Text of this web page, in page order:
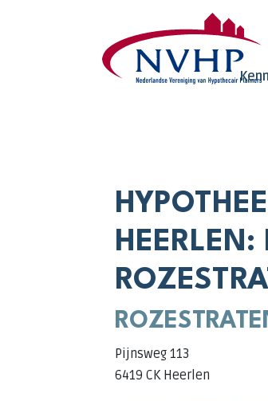
Pijnsweg 113
6419 CK Heerlen